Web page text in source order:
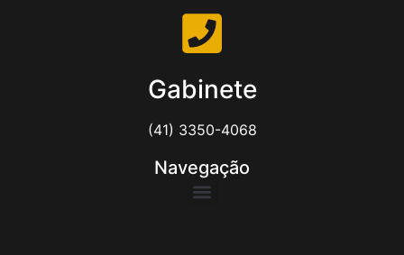
Gabinete
(41) 3350-4068
Navegação